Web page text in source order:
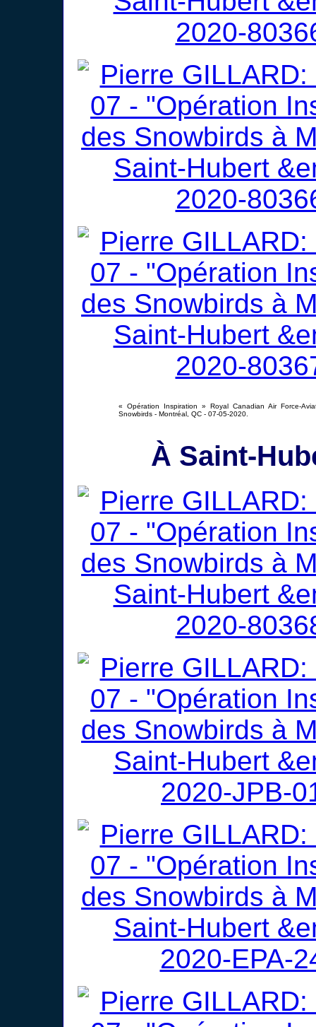
« Opération Inspiration » Royal Canadian Air Force-
Snowbirds - Montréal, QC - 07-05-2020.
À Saint-